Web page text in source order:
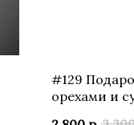
#129
орехами и